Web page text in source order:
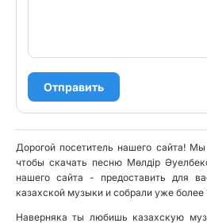
Отправить
Дорогой посетитель нашего сайта!
чтобы скачать песню Мөлдір
нашего сайта - предоставить для
казахской музыки и собрали уже более
Наверняка ты любишь казахскую